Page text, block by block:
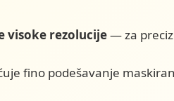
visoke rezolucije— za
fino podešavanje